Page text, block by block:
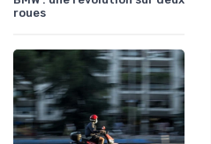
roues